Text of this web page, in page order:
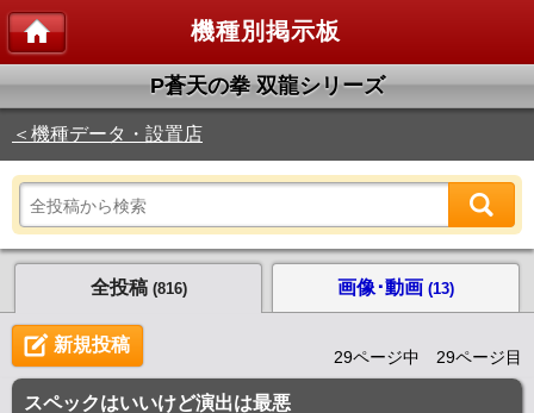
機種別掲示板
P蒼天の拳 双龍シリーズ
＜機種データ・設置店
全投稿 (816) 画像･動画 (13)
新規投稿
29ページ中 29ページ目
スペックはいいけど演出は最悪